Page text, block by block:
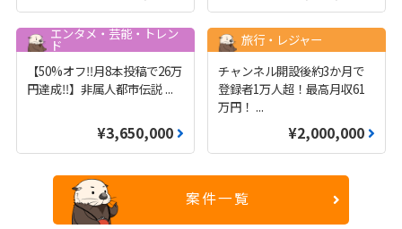
エンタメ・芸能・トレン
ド
【50%オフ‼️月8本投稿で26万
円達成‼️】非属人都市伝説 ...
¥3,650,000
旅行・レジャー
チャンネル開設後約3か月で
登録者1万人超！最高月収61
万円！ ...
¥2,000,000
案件一覧